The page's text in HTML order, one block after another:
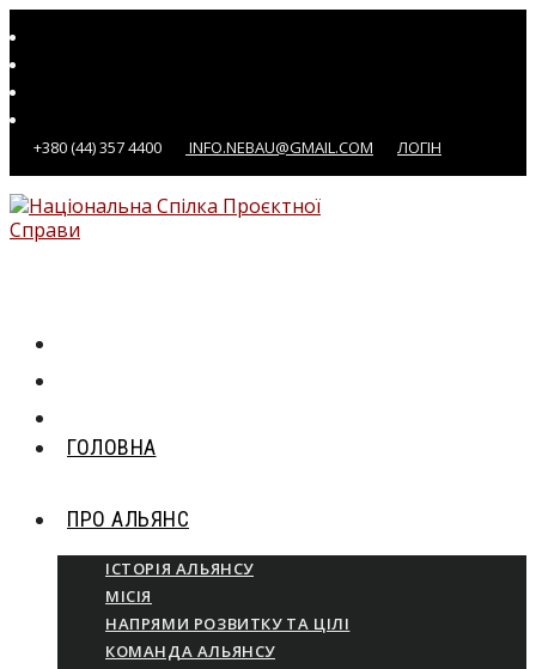
до
вмісту
+380 (44) 357 4400 INFO.NEBAU@GMAIL.COM ЛОГІН
ГОЛОВНА
ПРО АЛЬЯНС
ІСТОРІЯ АЛЬЯНСУ
МІСІЯ
НАПРЯМИ РОЗВИТКУ ТА ЦІЛІ
КОМАНДА АЛЬЯНСУ